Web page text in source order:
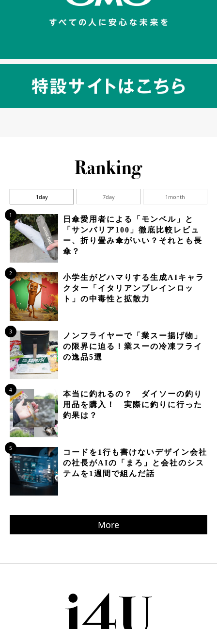
1day 7day 1month
1
日傘愛用者による「モンベル」と
「サンバリア100」徹底比較レビュ
ー、折り畳み傘がいい？それとも長
傘？
2
小学生がどハマりする生成AIキャラ
クター「イタリアンブレインロッ
ト」の中毒性と拡散力
3
ノンフライヤーで「業スー揚げ物」
の限界に迫る！業スーの冷凍フライ
の逸品5選
4
本当に釣れるの？ ダイソーの釣り
用品を購入！ 実際に釣りに行った
釣果は？
5
コードを1行も書けないデザイン会社
の社長がAIの「まろ」と会社のシス
テムを1週間で組んだ話
More